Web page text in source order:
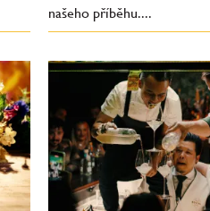
našeho příběhu....